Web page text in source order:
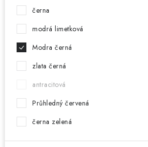
černa
modrá limetková
Modra černá
zlata černá
antracitová
Průhledný červená
černa zelená